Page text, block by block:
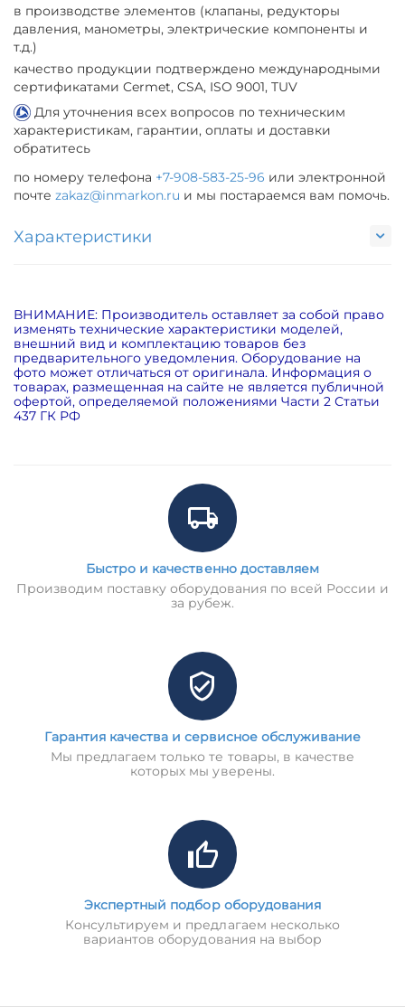
в производстве элементов (клапаны, редукторы
давления, манометры, электрические компоненты и
т.д.)
качество продукции подтверждено международными
сертификатами Cermet, CSA, ISO 9001, TUV
Для уточнения всех вопросов по техническим
характеристикам, гарантии, оплаты и доставки
обратитесь
по номеру телефона +7-908-583-25-96 или электронной
почтеzakaz@inmarkon.ru и мы постараемся вам помочь.
Характеристики
ВНИМАНИЕ: Производитель оставляет за собой право
изменять технические характеристики моделей,
внешний вид и комплектацию товаров без
предварительного уведомления. Оборудование на
фото может отличаться от оригинала. Информация о
товарах, размещенная на сайте не является публичной
офертой, определяемой положениями Части 2 Статьи
437 ГК РФ
Быстро и качественно доставляем
Производим поставку оборудования по всей России и
за рубеж.
Гарантия качества и сервисное обслуживание
Мы предлагаем только те товары, в качестве
которых мы уверены.
Экспертный подбор оборудования
Консультируем и предлагаем несколько
вариантов оборудования на выбор